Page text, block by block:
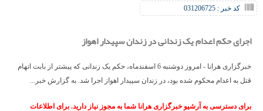
کد خبر : 031206725
اجرای حکم اعدام یک زندانی در زندان سپیدار اهواز
خبرگزاری هرانا - امروز دوشنبه 6 اسفندماه، حکم یک زندانی که پیشتر از بابت اتهام
قتل به اعدام محکوم شده بود، در زندان سپیدار اهواز اجرا شد. به گزارش خبر...
برای دسترسی به آرشیو خبرگزاری هرانا شما به مجوز نیاز دارید. برای اطلاعات